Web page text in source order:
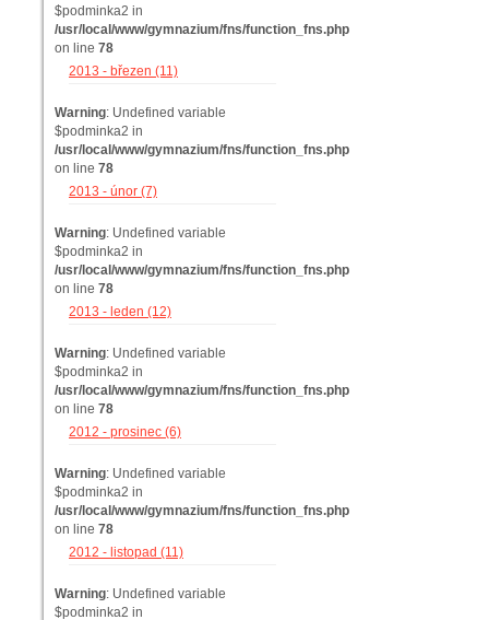
$podminka2 in
/usr/local/www/gymnazium/fns/function_fns.php
on line 78
2013 - březen (11)
Warning: Undefined variable
$podminka2 in
/usr/local/www/gymnazium/fns/function_fns.php
on line 78
2013 - únor (7)
Warning: Undefined variable
$podminka2 in
/usr/local/www/gymnazium/fns/function_fns.php
on line 78
2013 - leden (12)
Warning: Undefined variable
$podminka2 in
/usr/local/www/gymnazium/fns/function_fns.php
on line 78
2012 - prosinec (6)
Warning: Undefined variable
$podminka2 in
/usr/local/www/gymnazium/fns/function_fns.php
on line 78
2012 - listopad (11)
Warning: Undefined variable
$podminka2 in